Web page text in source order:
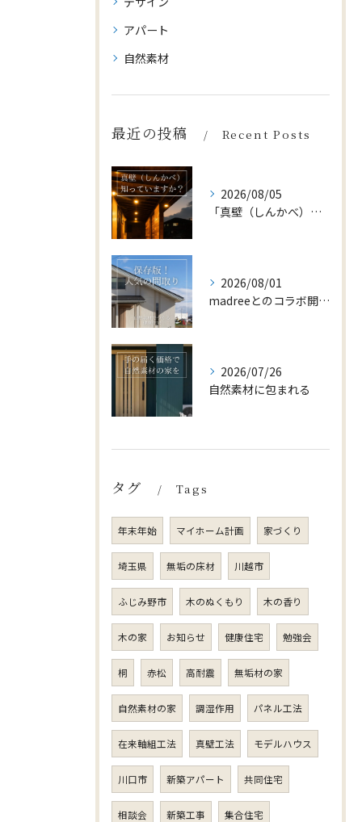
アパート
自然素材
最近の投稿 Recent Posts
2026/08/05
「真壁（しんかべ）」をご存じですか？
2026/08/01
madreeとのコラボ開催中🎊
2026/07/26
自然素材に包まれる
タグ Tags
年末年始 マイホーム計画 家づくり
埼玉県 無垢の床材 川越市
ふじみ野市 木のぬくもり 木の香り
木の家 お知らせ 健康住宅 勉強会
桐 赤松 高耐震 無垢材の家
自然素材の家 調湿作用 パネル工法
在来軸組工法 真壁工法 モデルハウス
川口市 新築アパート 共同住宅
相談会 新築工事 集合住宅